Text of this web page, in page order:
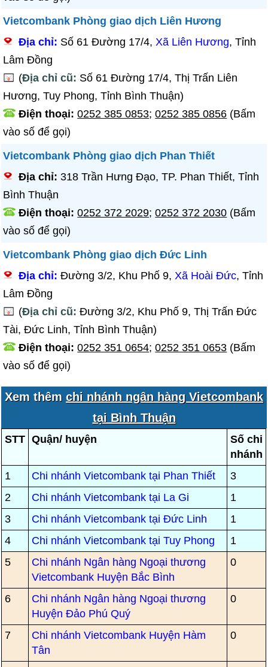
Vietcombank Phòng giao dịch Liên Hương
Địa chỉ: Số 61 Đường 17/4,Xã Liên Hương, Tỉnh
Lâm Đồng
(Địa chỉ cũ: Số 61 Đường 17/4, Thị Trấn Liên
Hương, Tuy Phong, Tỉnh Bình Thuận)
Điện thoại:0252 385 0853;0252 385 0856 (Bấm
vào số để gọi)
Vietcombank Phòng giao dịch Phan Thiết
Địa chỉ:318 Trần Hưng Đạo, TP. Phan Thiết, Tỉnh
Bình Thuận
Điện thoại:0252 372 2029;0252 372 2030 (Bấm
vào số để gọi)
Vietcombank Phòng giao dịch Đức Linh
Địa chỉ:Đường 3/2, Khu Phố 9,Xã Hoài Đức, Tỉnh
Lâm Đồng
(Địa chỉ cũ:Đường 3/2, Khu Phố 9, Thị Trấn Đức
Tài, Đức Linh, Tỉnh Bình Thuận)
Điện thoại:0252 351 0654;0252 351 0653 (Bấm
vào số để gọi)
Xem thêm chi nhánh ngân hàng Vietcombank
tại Bình Thuận
STT Quận/ huyện
Số chi
nhánh
1
Chi nhánh Vietcombank tại Phan Thiết
3
2
Chi nhánh Vietcombank tại La Gi
1
3
Chi nhánh Vietcombank tại Đức Linh
1
4
Chi nhánh Vietcombank tại Tuy Phong
1
5
Chi nhánh Ngân hàng Ngoại thương
Vietcombank Huyện Bắc Bình
0
6
Chi nhánh Ngân hàng Ngoại thương
Huyện Đảo Phú Quý
0
7
Chi nhánh Vietcombank Huyện Hàm
Tân
0